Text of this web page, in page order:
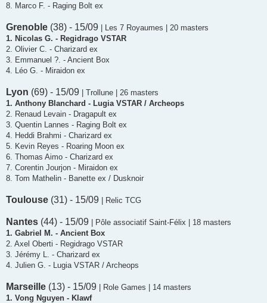
8. Marco F. - Raging Bolt ex
Grenoble (38) - 15/09 | Les 7 Royaumes | 20 masters
1. Nicolas G. - Regidrago VSTAR
2. Olivier C. - Charizard ex
3. Emmanuel ?. - Ancient Box
4. Léo G. - Miraidon ex
Lyon (69) - 15/09 | Trollune | 26 masters
1. Anthony Blanchard - Lugia VSTAR / Archeops
2. Renaud Levain - Dragapult ex
3. Quentin Lannes - Raging Bolt ex
4. Heddi Brahmi - Charizard ex
5. Kevin Reyes - Roaring Moon ex
6. Thomas Aimo - Charizard ex
7. Corentin Jourjon - Miraidon ex
8. Tom Mathelin - Banette ex / Dusknoir
Toulouse (31) - 15/09 | Relic TCG
Nantes (44) - 15/09 | Pôle associatif Saint-Félix | 18 masters
1. Gabriel M. - Ancient Box
2. Axel Oberti - Regidrago VSTAR
3. Jérémy L. - Charizard ex
4. Julien G. - Lugia VSTAR / Archeops
Marseille (13) - 15/09 | Role Games | 14 masters
1. Vong Nguyen - Klawf